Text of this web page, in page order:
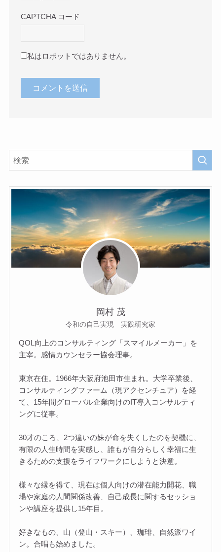
CAPTCHA コード
私はロボットではありません。
岡村 茂
令和の自己実現 実践研究家
QOL向上のコンサルティング「スマイルメーカー」を
主宰。感情カウンセラー協会理事。
東京在住。1966年大阪府池田市生まれ。大学卒業後、
コンサルティングファーム（現アクセンチュア）を経
て、15年間グローバル企業向けのIT導入コンサルティ
ングに従事。
30才のころ、2つ違いの妹が命を失くしたのを契機に、
有限の人生時間を実感し、誰もが自分らしく幸福に生
きるための支援をライフワークにしようと決意。
様々な縁を得て、現在は個人向けの潜在能力開花、職
場や家庭の人間関係改善、自己成長に関するセッショ
ンや講座を提供し15年目。
好きなもの、山（登山・スキー）、珈琲、自然派ワイ
ン。合唱も始めました。